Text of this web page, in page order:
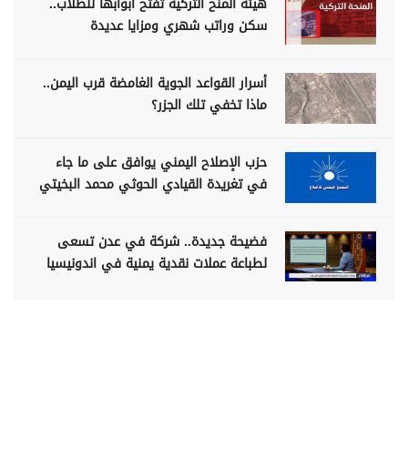
سكن وراتب شهري ومزايا عديدة
أسرار القواعد الجوية الغامضة قرب اليمن..
ماذا تخفي تلك الجزر؟
حزب الإصلاح اليمني يوافق على ما جاء
في تغريدة القيادي الحوثي محمد البخيتي
فضيحة جديدة.. شركة في عدن تسعى
لطباعة عملات نقدية يمنية في اندونيسيا